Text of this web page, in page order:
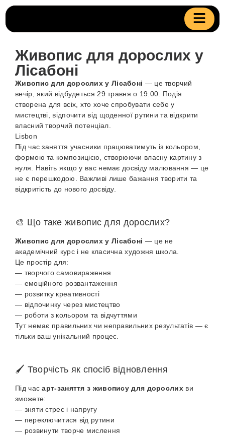
Живопис для дорослих у
Лісабоні
Живопис для дорослих у Лісабоні — це творчий
вечір, який відбудеться 29 травня о 19:00. Подія
створена для всіх, хто хоче спробувати себе у
мистецтві, відпочити від щоденної рутини та відкрити
власний творчий потенціал.
Lisbon
Під час заняття учасники працюватимуть із кольором,
формою та композицією, створюючи власну картину з
нуля. Навіть якщо у вас немає досвіду малювання — це
не є перешкодою. Важливі лише бажання творити та
відкритість до нового досвіду.
🎨 Що таке живопис для дорослих?
Живопис для дорослих у Лісабоні — це не
академічний курс і не класична художня школа.
Це простір для:
— творчого самовираження
— емоційного розвантаження
— розвитку креативності
— відпочинку через мистецтво
— роботи з кольором та відчуттями
Тут немає правильних чи неправильних результатів — є
тільки ваш унікальний процес.
🖌️ Творчість як спосіб відновлення
Під часарт-заняття з живопису для дорослихви
зможете:
— зняти стрес і напругу
— переключитися від рутини
— розвинути творче мислення